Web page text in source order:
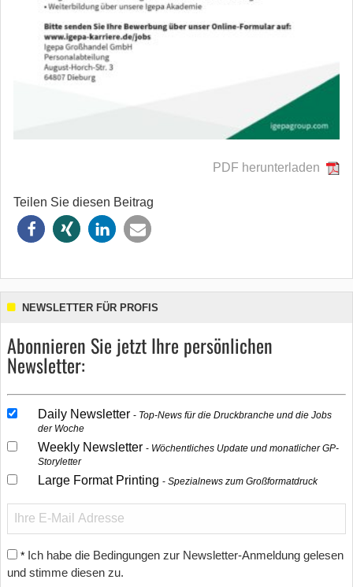
PDF herunterladen
Teilen Sie diesen Beitrag
NEWSLETTER FÜR PROFIS
Abonnieren Sie jetzt Ihre persönlichen
Newsletter:
Daily Newsletter
Top-News für die Druckbranche und die Jobs
der Woche
Weekly Newsletter
Wöchentliches Update und monatlicher GP-
Storyletter
Large Format Printing Spezialnews zum Großformatdruck
* Ich habe die Bedingungen zur Newsletter-Anmeldung gelesen
und stimme diesen zu.